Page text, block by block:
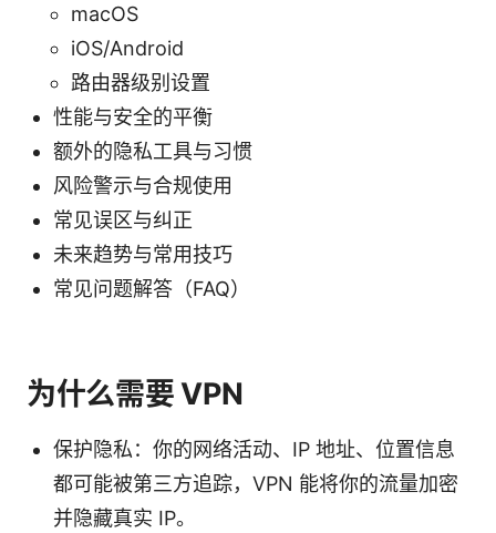
macOS
iOS/Android
路由器级别设置
性能与安全的平衡
额外的隐私工具与习惯
风险警示与合规使用
常见误区与纠正
未来趋势与常用技巧
常见问题解答（FAQ）
为什么需要 VPN
保护隐私：你的网络活动、IP 地址、位置信息
都可能被第三方追踪，VPN 能将你的流量加密
并隐藏真实 IP。